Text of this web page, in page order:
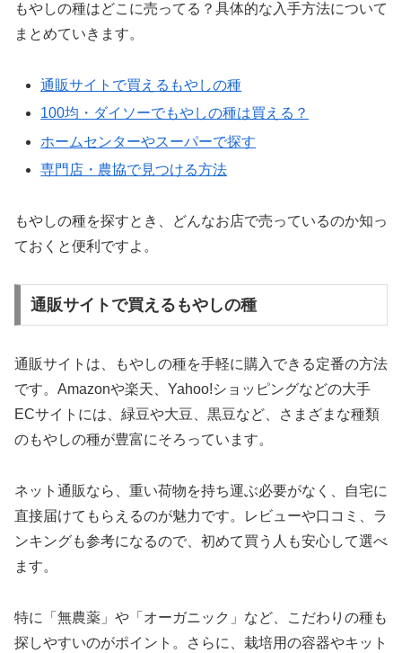
もやしの種はどこに売ってる？具体的な入手方法について
まとめていきます。
通販サイトで買えるもやしの種
100均・ダイソーでもやしの種は買える？
ホームセンターやスーパーで探す
専門店・農協で見つける方法
もやしの種を探すとき、どんなお店で売っているのか知っ
ておくと便利ですよ。
通販サイトで買えるもやしの種
通販サイトは、もやしの種を手軽に購入できる定番の方法
です。Amazonや楽天、Yahoo!ショッピングなどの大手
ECサイトには、緑豆や大豆、黒豆など、さまざまな種類
のもやしの種が豊富にそろっています。
ネット通販なら、重い荷物を持ち運ぶ必要がなく、自宅に
直接届けてもらえるのが魅力です。レビューや口コミ、ラ
ンキングも参考になるので、初めて買う人も安心して選べ
ます。
特に「無農薬」や「オーガニック」など、こだわりの種も
探しやすいのがポイント。さらに、栽培用の容器やキット